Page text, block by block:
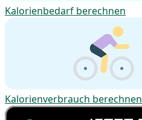
Kalorienbedarf berechnen
Kalorienverbrauch berechnen